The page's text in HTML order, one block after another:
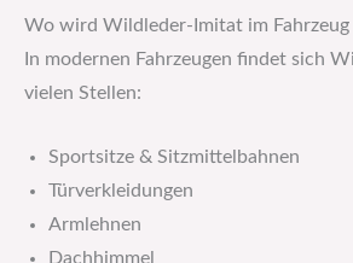
Wo wird Wildleder-Imitat im Fahrzeug
In modernen Fahrzeugen findet sich
vielen Stellen:
Sportsitze & Sitzmittelbahnen
Türverkleidungen
Armlehnen
Dachhimmel